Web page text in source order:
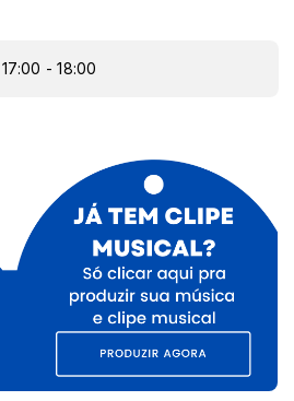
17:00 - 18:00